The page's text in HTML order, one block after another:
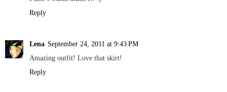
Reply
Lena September 24, 2011 at 9:43 PM
Amazing outfit! Love that skirt!
Reply